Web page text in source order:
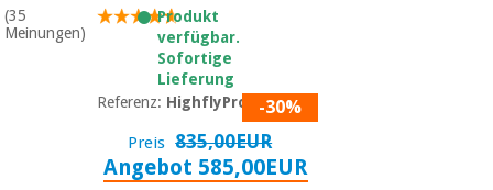
(35
Meinungen)
Produkt
verfügbar.
Sofortige
Lieferung
Referenz: HighflyPro01-30%
Preis 835,00EUR
Angebot 585,00EUR